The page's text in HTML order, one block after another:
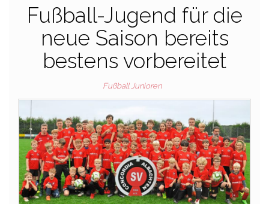
Fußball-Jugend für die
neue Saison bereits
bestens vorbereitet
Fußball Junioren